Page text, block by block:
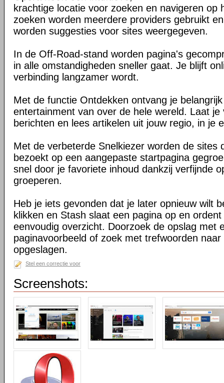
krachtige locatie voor zoeken en navigeren op
zoeken worden meerdere providers gebruikt
worden suggesties voor sites weergegeven.
In de Off-Road-stand worden pagina's
in alle omstandigheden sneller gaat. Je blijft
verbinding langzamer wordt.
Met de functie Ontdekken ontvang je
entertainment van over de hele wereld. Laat je
berichten en lees artikelen uit jouw regio, in je
Met de verbeterde Snelkiezer worden de sites
bezoekt op een aangepaste startpagina
snel door je favoriete inhoud dankzij verfijnde
groeperen.
Heb je iets gevonden dat je later opnieuw wilt
klikken en Stash slaat een pagina op en ordent
eenvoudig overzicht. Doorzoek de opslag met
paginavoorbeeld of zoek met trefwoorden
opgeslagen.
Stel een correctie voor
Screenshots: